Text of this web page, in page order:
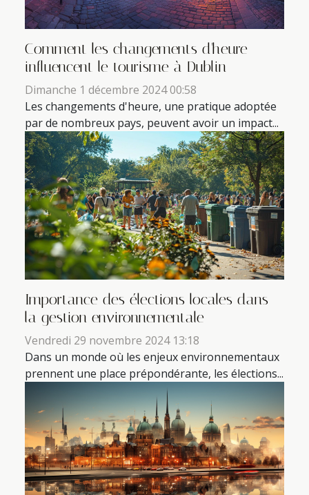
Comment les changements d'heure
influencent le tourisme à Dublin
Dimanche 1 décembre 2024 00:58
Les changements d'heure, une pratique adoptée
par de nombreux pays, peuvent avoir un impact...
Importance des élections locales dans
la gestion environnementale
Vendredi 29 novembre 2024 13:18
Dans un monde où les enjeux environnementaux
prennent une place prépondérante, les élections...